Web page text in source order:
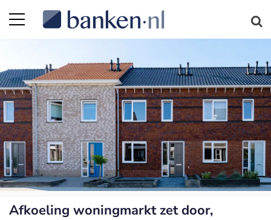
Afkoeling woningmarkt zet door,